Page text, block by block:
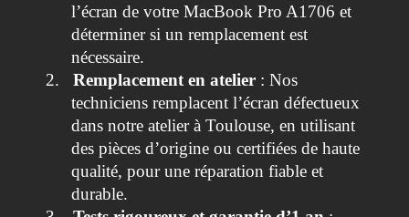
l’écran de votre MacBook Pro A1706 et
déterminer si un remplacement est
nécessaire.
2. Remplacement en atelier : Nos
techniciens remplacent l’écran défectueux
dans notre atelier à Toulouse, en utilisant
des pièces d’origine ou certifiées de haute
qualité, pour une réparation fiable et
durable.